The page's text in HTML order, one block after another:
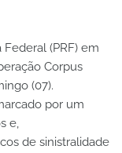
Federal (PRF) em
Corpus
(07).
por um
e,
de sinistralidade